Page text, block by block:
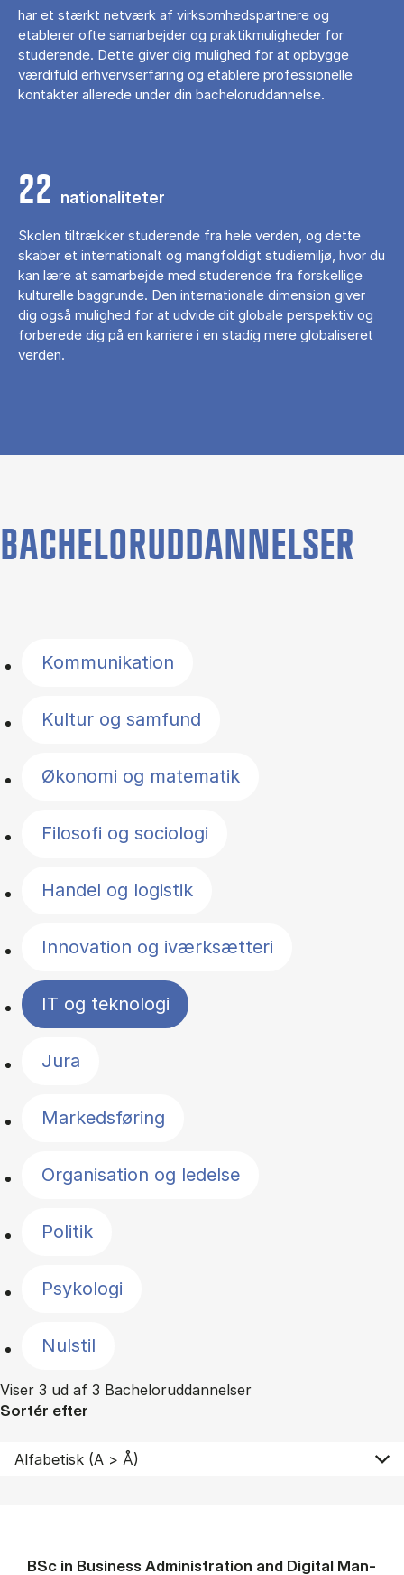
har et stærkt netværk af virksomhedspartnere og
etablerer ofte samarbejder og praktikmuligheder for
studerende. Dette giver dig mulighed for at opbygge
værdifuld erhvervserfaring og etablere professionelle
kontakter allerede under din bacheloruddannelse.
22 nationaliteter
Skolen tiltrækker studerende fra hele verden, og dette
skaber et internationalt og mangfoldigt studiemiljø, hvor du
kan lære at samarbejde med studerende fra forskellige
kulturelle baggrunde. Den internationale dimension giver
dig også mulighed for at udvide dit globale perspektiv og
forberede dig på en karriere i en stadig mere globaliseret
verden.
BACHELORUDDANNELSER
Kommunikation
Kultur og samfund
Økonomi og matematik
Filosofi og sociologi
Handel og logistik
Innovation og iværksætteri
IT og teknologi
Jura
Markedsføring
Organisation og ledelse
Politik
Psykologi
Nulstil
Viser 3 ud af 3 Bacheloruddannelser
Sortér efter
BSc in Busi­ness Ad­min­is­tra­tion and Di­git­al Man­